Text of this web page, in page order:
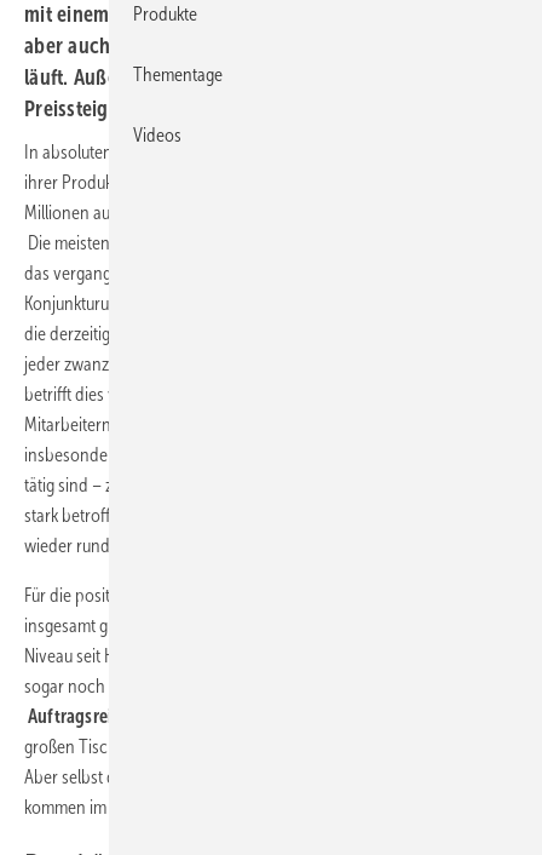
mit einem Umsatzplus von 2,6 % abschließen. Es gibt
aber auch Sparten, in denen es nach wie vor nicht rund
läuft. Außerdem besorgniserregend: Die
Preissteigerungen beim Holz.
In absoluten Zahlen entspricht das einer Steigerung des Absatzes
ihrer Produkte und Dienstleistungen gegenüber 2019 um über 185
Millionen auf rund 7,43 Milliarden Euro.
Die meisten Betriebe ziehen trotz aller Widrigkeiten der Pandemie für
das vergangene halbe Jahr eine positive Bilanz. In der aktuellen
Konjunkturumfrage beurteilen zwei Drittel aller Tischlerbetriebe (66 %)
die derzeitige Geschäftslage als gut, weitere 28 % als befriedigend. Nur
jeder zwanzigste Inhaber ist unzufrieden. Bei genauerer Betrachtung
betrifft dies vor allem die größeren Betriebe mit 20 oder mehr
Mitarbeitern. Dabei ist sicherlich ausschlaggebend, dass
insbesondere größere Betriebe vielfach im
tätig sind – zwei Bereiche, die von der Corona-Pandemie besonders
stark betroffen waren und in denen es nach wie vor noch nicht
wieder rund läuft.
Für die positive Stimmung in der Branche sorgt in erster Linie die
insgesamt gute Auftragslage. Jedes zweite Unternehmen hat das hohe
Niveau seit Herbst 2020 halten können, weitere 32 % haben dieses
sogar noch gesteigert. Das führt zu einer
Auftragsreichweite
großen Tischlereien mit mehr als 20 Beschäftigten bei (12,3 Wochen).
Aber selbst die Kleinstbetriebe mit weniger als fünf Beschäftigten
kommen im Durchschnitt auf 8,4 Wochen.
Produkte
Thementage
Videos